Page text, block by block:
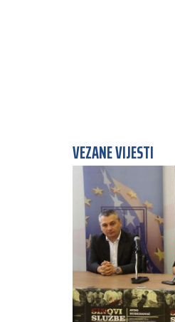
VEZANE VIJESTI